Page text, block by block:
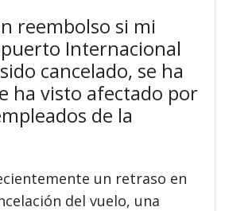
reembolso si mi
Internacional
cancelado, se ha
ha visto afectado por
de la
un retraso en
del vuelo, una